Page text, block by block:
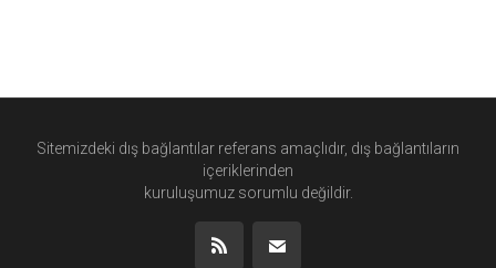
Sitemizdeki dış bağlantılar referans amaçlıdır, dış bağlantıların
içeriklerinden
kuruluşumuz sorumlu değildir.